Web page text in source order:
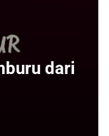
dari